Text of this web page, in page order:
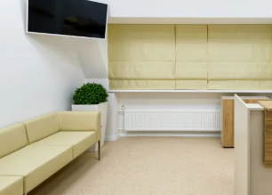
集患のコツ セミナ